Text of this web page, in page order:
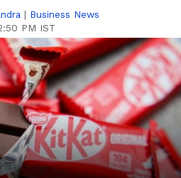
| Business News
PM IST